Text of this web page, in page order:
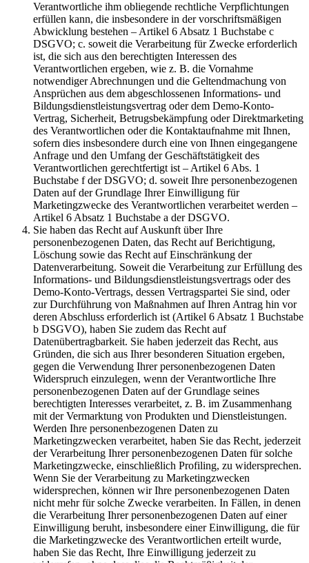
Verantwortliche ihm obliegende rechtliche Verpflichtungen
erfüllen kann, die insbesondere in der vorschriftsmäßigen
Abwicklung bestehen – Artikel 6 Absatz 1 Buchstabe c
DSGVO; c. soweit die Verarbeitung für Zwecke erforderlich
ist, die sich aus den berechtigten Interessen des
Verantwortlichen ergeben, wie z. B. die Vornahme
notwendiger Abrechnungen und die Geltendmachung von
Ansprüchen aus dem abgeschlossenen Informations- und
Bildungsdienstleistungsvertrag oder dem Demo-Konto-
Vertrag, Sicherheit, Betrugsbekämpfung oder Direktmarketing
des Verantwortlichen oder die Kontaktaufnahme mit Ihnen,
sofern dies insbesondere durch eine von Ihnen eingegangene
Anfrage und den Umfang der Geschäftstätigkeit des
Verantwortlichen gerechtfertigt ist – Artikel 6 Abs. 1
Buchstabe f der DSGVO; d. soweit Ihre personenbezogenen
Daten auf der Grundlage Ihrer Einwilligung für
Marketingzwecke des Verantwortlichen verarbeitet werden –
Artikel 6 Absatz 1 Buchstabe a der DSGVO.
Sie haben das Recht auf Auskunft über Ihre
personenbezogenen Daten, das Recht auf Berichtigung,
Löschung sowie das Recht auf Einschränkung der
Datenverarbeitung. Soweit die Verarbeitung zur Erfüllung des
Informations- und Bildungsdienstleistungsvertrags oder des
Demo-Konto-Vertrags, dessen Vertragspartei Sie sind, oder
zur Durchführung von Maßnahmen auf Ihren Antrag hin vor
deren Abschluss erforderlich ist (Artikel 6 Absatz 1 Buchstabe
b DSGVO), haben Sie zudem das Recht auf
Datenübertragbarkeit. Sie haben jederzeit das Recht, aus
Gründen, die sich aus Ihrer besonderen Situation ergeben,
gegen die Verwendung Ihrer personenbezogenen Daten
Widerspruch einzulegen, wenn der Verantwortliche Ihre
personenbezogenen Daten auf der Grundlage seines
berechtigten Interesses verarbeitet, z. B. im Zusammenhang
mit der Vermarktung von Produkten und Dienstleistungen.
Werden Ihre personenbezogenen Daten zu
Marketingzwecken verarbeitet, haben Sie das Recht, jederzeit
der Verarbeitung Ihrer personenbezogenen Daten für solche
Marketingzwecke, einschließlich Profiling, zu widersprechen.
Wenn Sie der Verarbeitung zu Marketingzwecken
widersprechen, können wir Ihre personenbezogenen Daten
nicht mehr für solche Zwecke verarbeiten. In Fällen, in denen
die Verarbeitung Ihrer personenbezogenen Daten auf einer
Einwilligung beruht, insbesondere einer Einwilligung, die für
die Marketingzwecke des Verantwortlichen erteilt wurde,
haben Sie das Recht, Ihre Einwilligung jederzeit zu